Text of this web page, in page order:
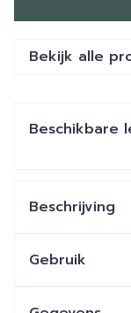
Bekijk alle
Beschikbare
Beschrijving
Gebruik